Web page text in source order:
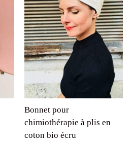
Bonnet pour
chimiothérapie à plis en
coton bio écru